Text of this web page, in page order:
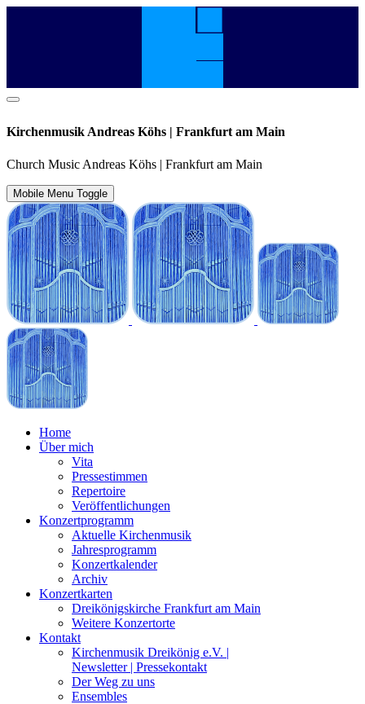
Kirchenmusik Andreas Köhs | Frankfurt am Main
Church Music Andreas Köhs | Frankfurt am Main
Mobile Menu Toggle
Home
Über mich
Vita
Pressestimmen
Repertoire
Veröffentlichungen
Konzertprogramm
Aktuelle Kirchenmusik
Jahresprogramm
Konzertkalender
Archiv
Konzertkarten
Dreikönigskirche Frankfurt am Main
Weitere Konzertorte
Kontakt
Kirchenmusik Dreikönig e.V. |
Newsletter | Pressekontakt
Der Weg zu uns
Ensembles